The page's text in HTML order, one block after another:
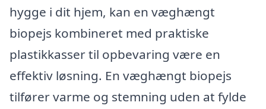
hygge i dit hjem, kan en væghængt
biopejs kombineret med praktiske
plastikkasser til opbevaring være en
effektiv løsning. En væghængt biopejs
tilfører varme og stemning uden at fylde